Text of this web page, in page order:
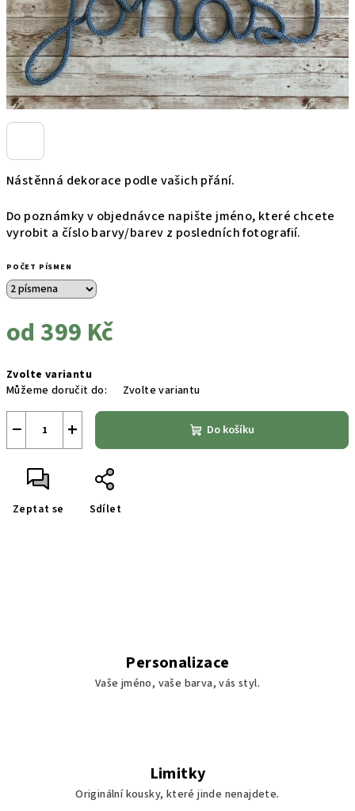
Nástěnná dekorace podle vašich přání.
Do poznámky v objednávce napište jméno, které chcete
vyrobit a číslo barvy/barev z posledních fotografií.
POČET PÍSMEN
od399 Kč
cena:
Zvolte variantu
Můžeme doručit do:
Zvolte variantu
+
− Do košíku
Zeptat se Sdílet
Personalizace
Vaše jméno, vaše barva, vás styl.
Limitky
Originální kousky, které jinde nenajdete.